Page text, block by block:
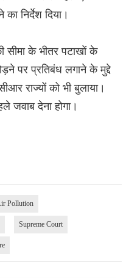
निर्देश दिया।
सीमा के भीतर पटाखों के
पर प्रतिबंध लगाने के मुद्दे
राज्यों को भी बुलाया।
जवाब देना होगा।
Pollution
Supreme Court